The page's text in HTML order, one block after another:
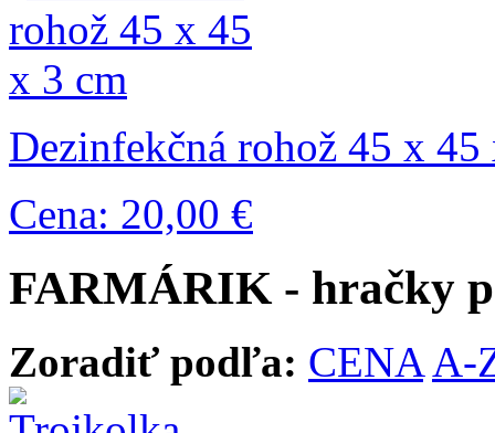
Dezinfekčná rohož 45 x 45
Cena: 20,00 €
FARMÁRIK - hračky
Zoradiť podľa: CENA A-